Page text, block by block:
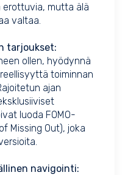
erottuvia, mutta älä
valtaa.
tarjoukset:
ollen, hyödynnä
toiminnan
ajan
luoda FOMO-
Missing Out), joka
navigointi: